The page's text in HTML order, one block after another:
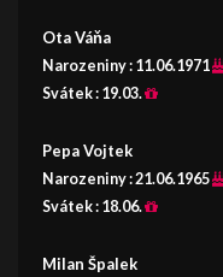
Ota Váňa
Narozeniny : 11.06.1971
Svátek : 19.03.
Pepa Vojtek
Narozeniny :21.06.1965
Svátek : 18.06.
Milan Špalek